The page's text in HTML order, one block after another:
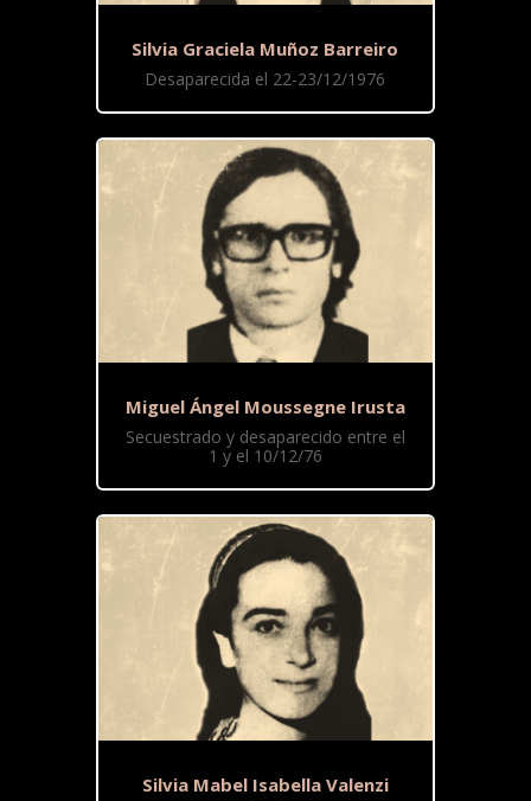
Silvia Graciela Muñoz Barreiro
Desaparecida el 22-23/12/1976
Miguel Ángel Moussegne Irusta
Secuestrado y desaparecido entre el
1 y el 10/12/76
Silvia Mabel Isabella Valenzi